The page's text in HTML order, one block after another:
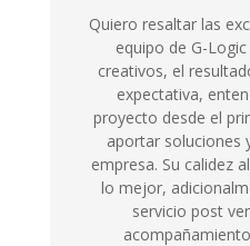
Quiero resaltar las
equipo de G-
creativos, el
expectativa,
proyecto desde el
aportar soluciones
empresa. Su calidez
lo mejor,
servicio post